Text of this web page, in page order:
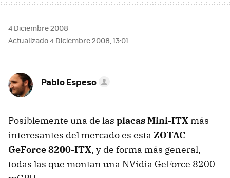
4 Diciembre 2008
Actualizado 4 Diciembre 2008, 13:01
Pablo Espeso
Posiblemente una de las placas Mini-ITX más
interesantes del mercado es esta ZOTAC
GeForce 8200-ITX, y de forma más general,
todas las que montan una NVidia GeForce 8200